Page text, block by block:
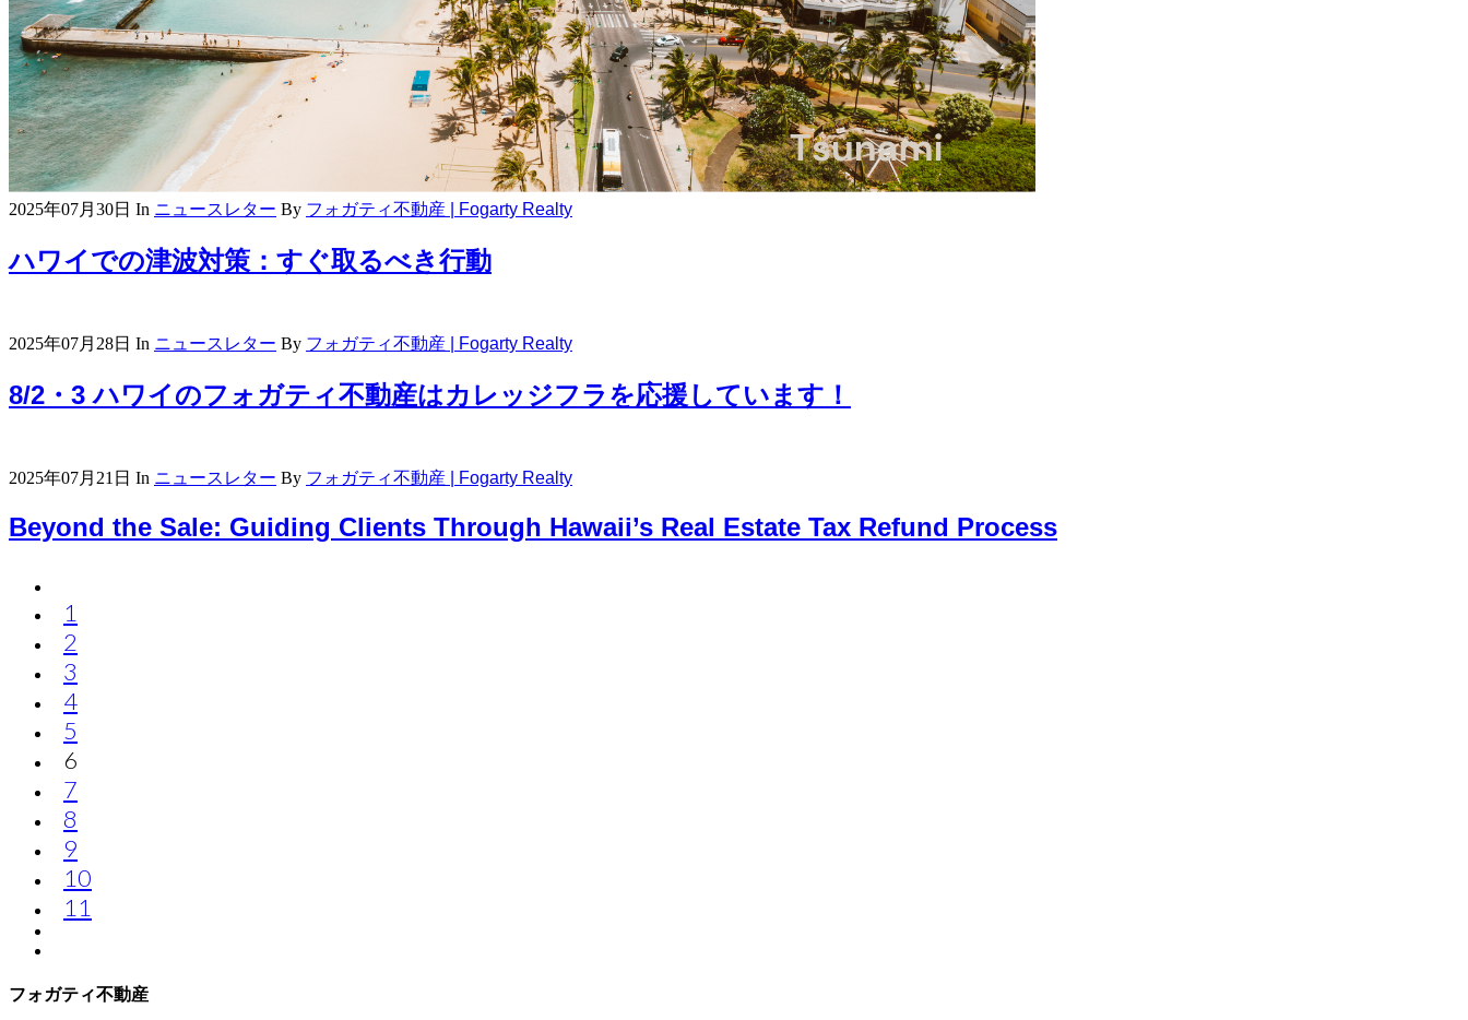
2025年07月30日 In ニュースレター By フォガティ不動産 | Fogarty Realty
ハワイでの津波対策：すぐ取るべき行動
2025年07月28日 In ニュースレター By フォガティ不動産 | Fogarty Realty
8/2・3 ハワイのフォガティ不動産はカレッジフラを応援しています！
2025年07月21日 In ニュースレター By フォガティ不動産 | Fogarty Realty
Beyond the Sale: Guiding Clients Through Hawaii’s Real Estate Tax Refund Process
1
2
3
4
5
6
7
8
9
10
11
フォガティ不動産